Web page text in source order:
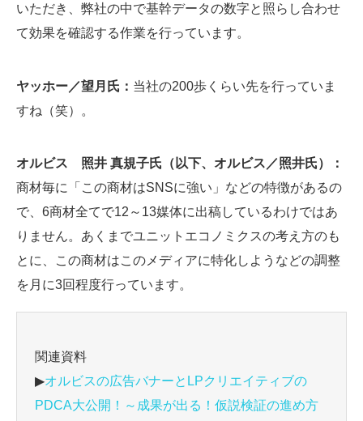
いただき、弊社の中で基幹データの数字と照らし合わせ
て効果を確認する作業を行っています。
ヤッホー／望月氏： 当社の200歩くらい先を行っていま
すね（笑）。
オルビス 照井 真規子氏（以下、オルビス／照井氏）：
商材毎に「この商材はSNSに強い」などの特徴があるの
で、6商材全てで12～13媒体に出稿しているわけではあ
りません。あくまでユニットエコノミクスの考え方のも
とに、この商材はこのメディアに特化しようなどの調整
を月に3回程度行っています。
関連資料
▶オルビスの広告バナーとLPクリエイティブの
PDCA大公開！～成果が出る！仮説検証の進め方